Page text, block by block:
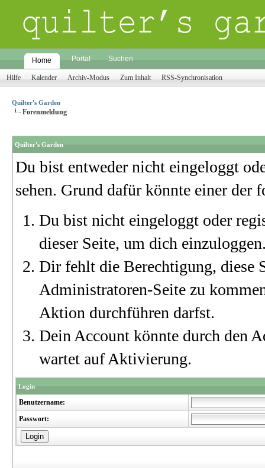
Home Portal Suchen
Hilfe Kalender Archiv-Modus Zum Inhalt RSS-Synchronisation
Quilter's Garden
Forenmeldung
Quilter's Garden
Du bist entweder nicht eingeloggt
sehen. Grund dafür könnte einer der
Du bist nicht eingeloggt oder
dieser Seite, um dich
Dir fehlt die Berechtigung, diese
Administratoren-Seite zu
Aktion durchführen darfst.
Dein Account könnte durch den
wartet auf Aktivierung.
Login
Benutzername:
Passwort: